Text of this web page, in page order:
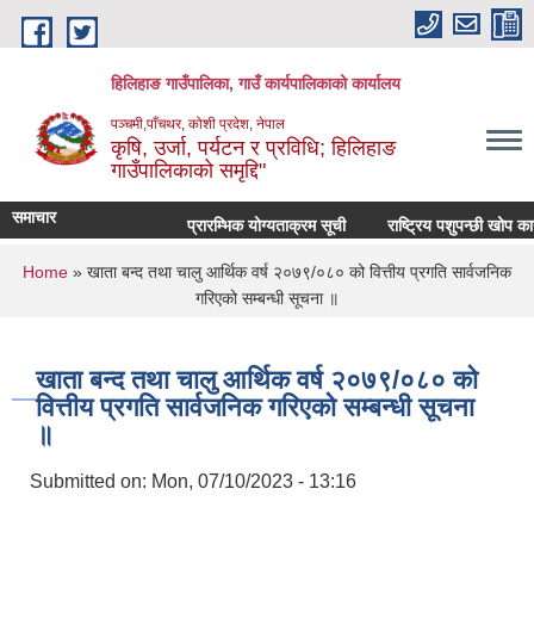
Skip to main content
हिलिहाङ गाउँपालिका, गाउँ कार्यपालिकाको कार्यालय
पञ्चमी,पाँचथर, कोशी प्रदेश, नेपाल
कृषि, उर्जा, पर्यटन र प्रविधि; हिलिहाङ
गाउँपालिकाको समृद्दि"
समाचार प्रारम्भिक योग्यताक्रम सूची राष्ट्रिय पशुपन्छी खोप
You are here
Home » खाता बन्द तथा चालु आर्थिक वर्ष २०७९/०८० को वित्तीय प्रगति सार्वजनिक
गरिएको सम्बन्धी सूचना ॥
खाता बन्द तथा चालु आर्थिक वर्ष २०७९/०८० को
वित्तीय प्रगति सार्वजनिक गरिएको सम्बन्धी सूचना
॥
Submitted on: Mon, 07/10/2023 - 13:16